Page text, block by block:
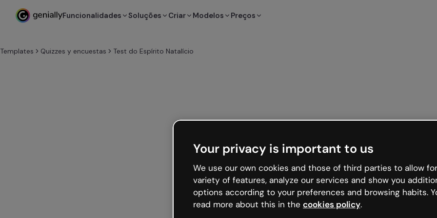
Funcionalidades Soluções Criar Modelos Preços
Templates Quizzes y encuestas Test do Espírito Natalício
Your privacy is important to us
We use our own cookies and those of third parties to allow
variety of features, analyze our services and show you
options according to your preferences and browsing habits.
read more about this in the cookies policy.